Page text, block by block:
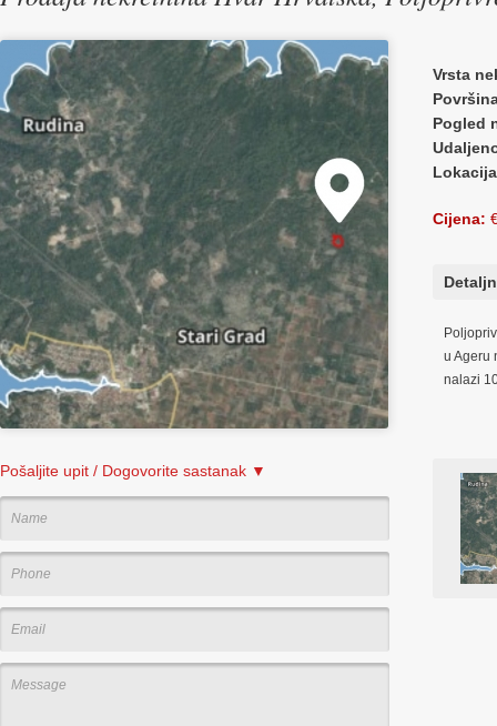
Pošaljite upit / Dogovorite sastanak ▼
Vrsta
Pogled
Cijena:
u Ageru
nalazi